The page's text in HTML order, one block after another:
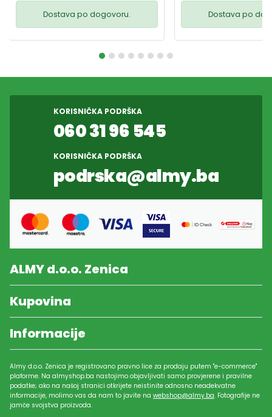
Dostava po dogovoru. Dostava po
KORISNIČKA PODRŠKA
060 31 96 545
KORISNIČKA PODRŠKA
podrska@almy.ba
ALMY d.o.o. Zenica
Kupovina
Informacije
Almy d.o.o. Zenica je registrovano pravno lice za prodaju putem "e-commerce"
plaforme. Na almyshop.ba nastojimo objavljivati samo provjerene i pravilne
podatke; ako na našoj stranici otkrijete neistinite odnosno neadekvatne
informacije, molimo vas da nam to javite na webshop@almy.ba. Fotografije ne
jamče svojstva proizvoda.